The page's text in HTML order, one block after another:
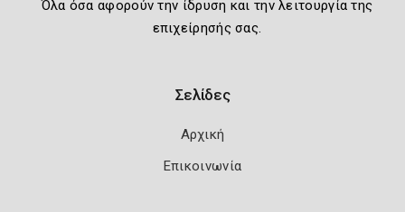
Όλα όσα αφορούν την ίδρυση και την λειτουργία της
επιχείρησής σας.
Σελίδες
Αρχική
Επικοινωνία